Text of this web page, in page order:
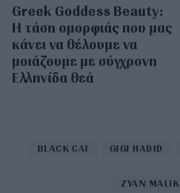
Greek Goddess Beauty:
Η τάση ομορφιάς που μας
κάνει να θέλουμε να
μοιάζουμε με σύγχρονη
Ελληνίδα θεά
BLACK CAT GIGI HADID
ZYAN MALIK